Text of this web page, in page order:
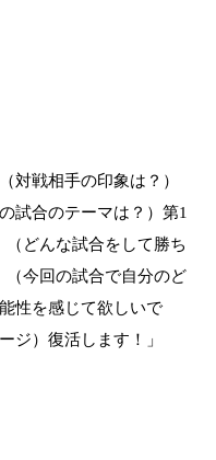
対戦相手の印象は？）
試合のテーマは？）第1
どんな試合をして勝ち
今回の試合で自分のど
性を感じて欲しいで
ジ）復活します！」